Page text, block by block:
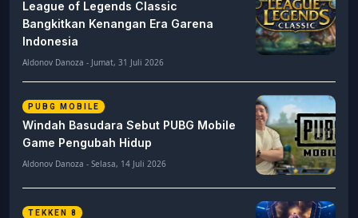
League of Legends Classic
Bangkitkan Kenangan Era Garena
Indonesia
Aldonov Danoza - Jumat, 31 Juli 2026
PUBG MOBILE
Windah Basudara Sebut PUBG Mobile
Game Pengubah Hidup
Aldonov Danoza - Selasa, 14 Juli 2026
TEKKEN 8